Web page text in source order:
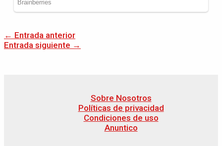
← Entrada anterior
Entrada siguiente →
Sobre Nosotros
Políticas de privacidad
Condiciones de uso
Anuntico